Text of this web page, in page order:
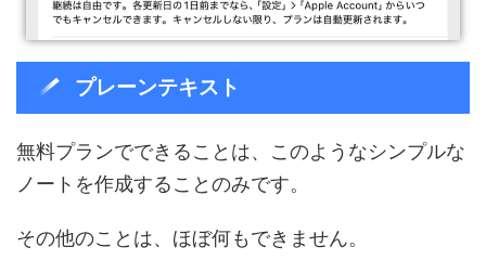
プレーンテキスト
無料プランでできることは、このようなシンプルな
ノートを作成することのみです。
その他のことは、ほぼ何もできません。